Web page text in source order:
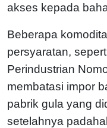
akses kepada
Beberapa
persyaratan,
Perindustrian
membatasi impor
pabrik gula yang
setelahnya